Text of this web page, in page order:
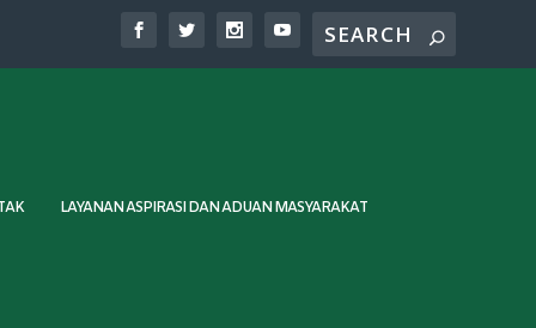
LAYANAN ASPIRASI DAN ADUAN MASYARAKAT